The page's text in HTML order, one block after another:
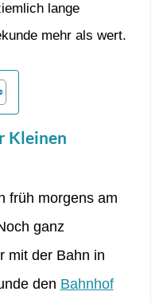
lange
mehr als wert.
Kleinen
früh morgens am
ganz
mit der Bahn in
den Bahnhof